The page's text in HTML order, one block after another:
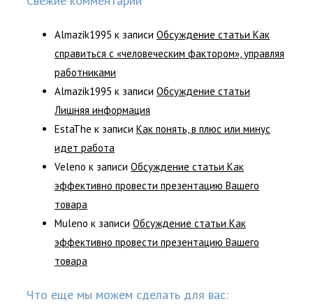
Almazik1995 к записи Обсуждение статьи Как
справиться с «человеческим фактором», управляя
работниками
Almazik1995 к записи Обсуждение статьи
Лишняя информация
EstaThe к записи Как понять, в плюс или минус
идет работа
Veleno к записи Обсуждение статьи Как
эффективно провести презентацию Вашего
товара
Muleno к записи Обсуждение статьи Как
эффективно провести презентацию Вашего
товара
Что еще мы можем сделать для вас: